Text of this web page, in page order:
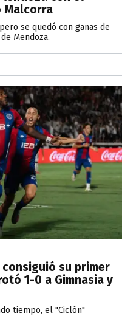
Malcorra
se quedó con ganas de
Mendoza.
su primer
1-0 a Gimnasia y
tiempo, el "Ciclón"